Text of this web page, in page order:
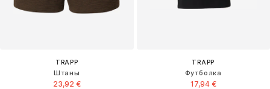
TRAPP
Штаны
23,92 €
TRAPP
Футболка
17,94 €